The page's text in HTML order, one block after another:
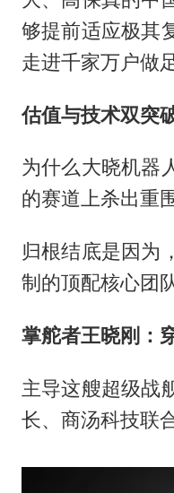
够提前适应极其
走进千家万户做
估值与技术双突
为什么大晓机器
的赛道上杀出重
归根结底是因为
制的顶配核心团队
掌舵者王晓刚：
主导这艘超级战
长、商汤科技联